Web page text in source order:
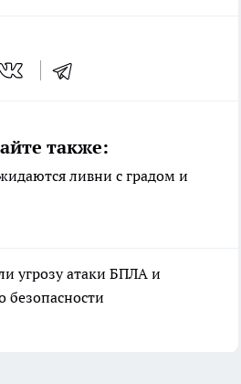
также:
ливни с градом и
угрозу атаки БПЛА и